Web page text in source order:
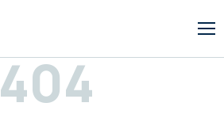
404